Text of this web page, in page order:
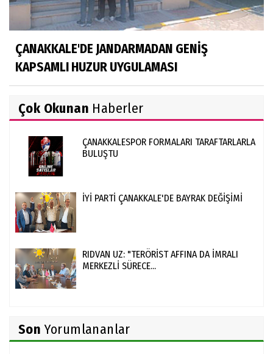
ÇANAKKALE'DE JANDARMADAN GENİŞ
KAPSAMLI HUZUR UYGULAMASI
Çok Okunan Haberler
ÇANAKKALESPOR FORMALARI TARAFTARLARLA
BULUŞTU
İYİ PARTİ ÇANAKKALE'DE BAYRAK DEĞİŞİMİ
RIDVAN UZ: "TERÖRİST AFFINA DA İMRALI
MERKEZLİ SÜRECE...
Son Yorumlananlar